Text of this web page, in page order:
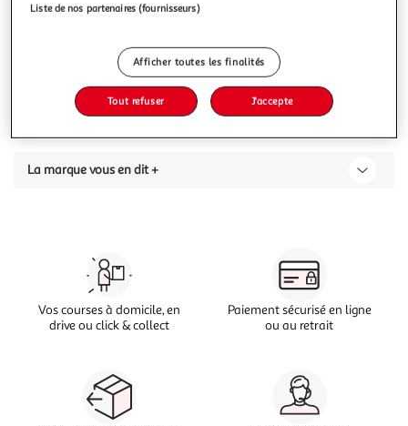
Avis clients(0)
La marque vous en dit +
Vos courses à domicile, en
drive ou click & collect
Paiement sécurisé en ligne
ou au retrait
Liste de nos partenaires (fournisseurs)
Afficher toutes les finalités
Tout refuser J'accepte